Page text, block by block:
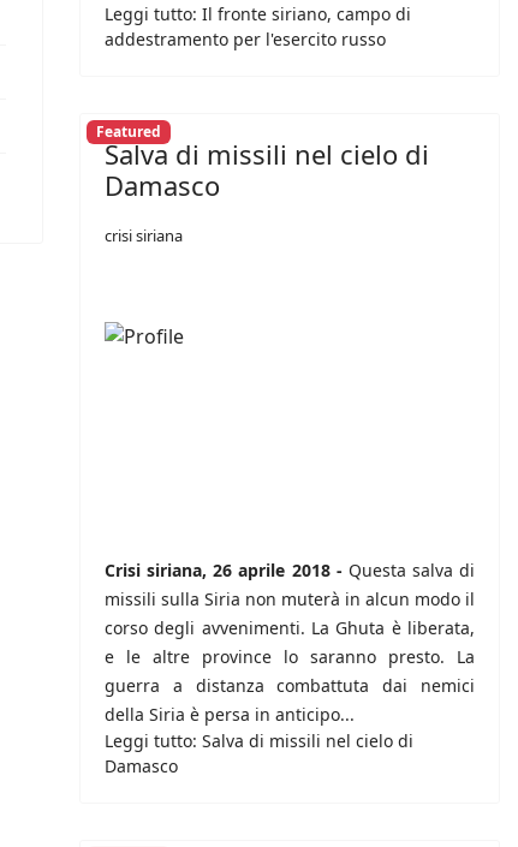
Leggi tutto: Il fronte siriano, campo di
addestramento per l'esercito russo
Featured
Salva di missili nel cielo di
Damasco
crisi siriana
Crisi siriana, 26 aprile 2018 - Questa salva di
missili sulla Siria non muterà in alcun modo il
corso degli avvenimenti. La Ghuta è liberata,
e le altre province lo saranno presto. La
guerra a distanza combattuta dai nemici
della Siria è persa in anticipo...
Leggi tutto: Salva di missili nel cielo di
Damasco